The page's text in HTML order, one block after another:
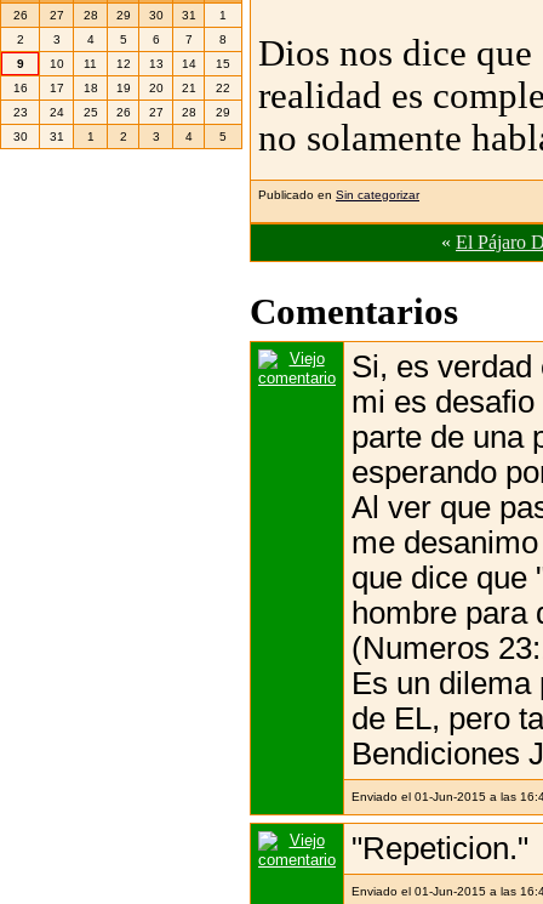
Dios nos dice que
realidad es
no solamente
Publicado en Sin categorizar
« El Pájaro
Comentarios
Si, es
mi es
parte de una
esperando
Al ver que
me
que dice que
hombre para
(Numeros
Es un dilema
de EL, pero
Bendiciones
Enviado el 01-Jun-2015 a las
"Repeticion."
Enviado el 01-Jun-2015 a las
26
27 28 29 30 31
1
2
3 4 5 6 7
8
9
10 11 12 13 14
15
16
17 18 19 20 21
22
23
24 25 26 27 28
29
30
31 1 2 3 4 5